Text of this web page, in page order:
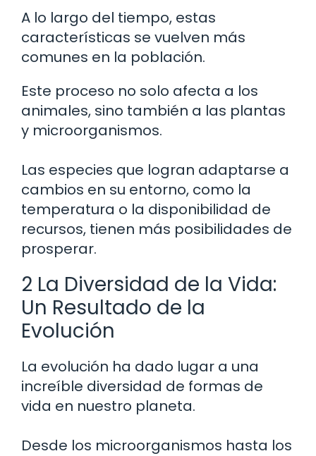
A lo largo del tiempo, estas
características se vuelven más
comunes en la población.
Este proceso no solo afecta a los
animales, sino también a las plantas
y microorganismos.
Las especies que logran adaptarse a
cambios en su entorno, como la
temperatura o la disponibilidad de
recursos, tienen más posibilidades de
prosperar.
2 La Diversidad de la Vida:
Un Resultado de la
Evolución
La evolución ha dado lugar a una
increíble diversidad de formas de
vida en nuestro planeta.
Desde los microorganismos hasta los